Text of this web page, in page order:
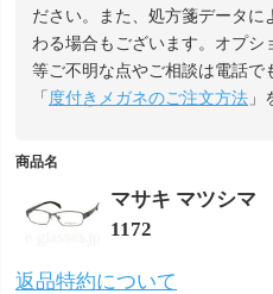
ださい。また、処方箋データに
わる場合もございます。オプシ
等ご不明な点やご相談は電話で
「 度付きメガネのご注文方法 」
商品名
マサキ マツシ
1172
返品特約について